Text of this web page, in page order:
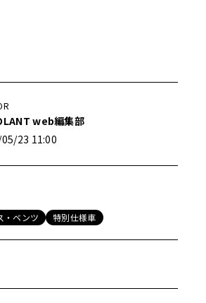
web編集部
23 11:00
・ベンツ 特別仕様車